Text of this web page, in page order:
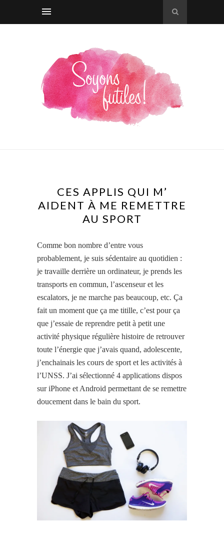
CES APPLIS QUI M’
AIDENT À ME REMETTRE
AU SPORT
Comme bon nombre d’entre vous
probablement, je suis sédentaire au quotidien :
je travaille derrière un ordinateur, je prends les
transports en commun, l’ascenseur et les
escalators, je ne marche pas beaucoup, etc. Ça
fait un moment que ça me titille, c’est pour ça
que j’essaie de reprendre petit à petit une
activité physique régulière histoire de retrouver
toute l’énergie que j’avais quand, adolescente,
j’enchainais les cours de sport et les activités à
l’UNSS. J’ai sélectionné 4 applications dispos
sur iPhone et Android permettant de se remettre
doucement dans le bain du sport.